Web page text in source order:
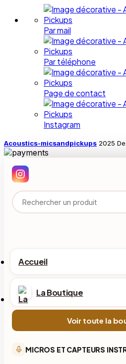
Par mail
Par téléphone
Page de contact
Instagram
Acoustics-micsandpickups 2025
Accueil
La Boutique
Voir toute la
MICROS ET CAPTEURS